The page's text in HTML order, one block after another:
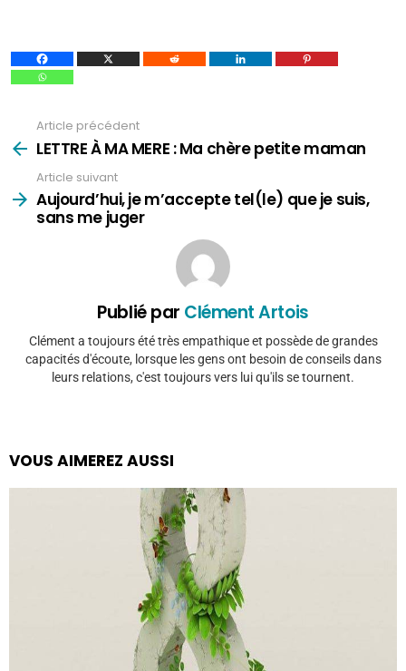
plus
Article précédent
LETTRE À MA MERE : Ma chère petite maman
Article suivant
Aujourd’hui, je m’accepte tel(le) que je suis,
sans me juger
Publié par Clément Artois
Clément a toujours été très empathique et possède de grandes
capacités d'écoute, lorsque les gens ont besoin de conseils dans
leurs relations, c'est toujours vers lui qu'ils se tournent.
VOUS AIMEREZ AUSSI